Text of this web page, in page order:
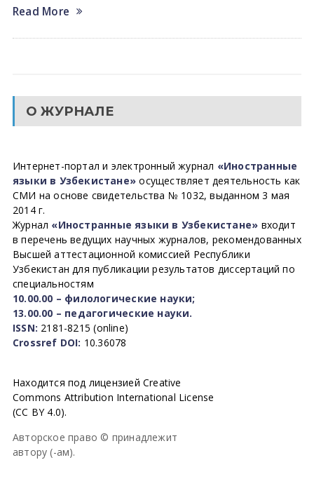
Read More
О ЖУРНАЛЕ
Интернет-портал и электронный журнал «Иностранные
языки в Узбекистане» осуществляет деятельность как
СМИ на основе свидетельства № 1032, выданном 3 мая
2014 г.
Журнал «Иностранные языки в Узбекистане» входит
в перечень ведущих научных журналов, рекомендованных
Высшей аттестационной комиссией Республики
Узбекистан для публикации результатов диссертаций по
специальностям
10.00.00 – филологические науки;
13.00.00 – педагогические науки.
ISSN: 2181-8215 (online)
Crossref DOI: 10.36078
Находится под лицензией Creative
Commons Attribution International License
(CC BY 4.0).
Авторское право © принадлежит
автору (-ам).